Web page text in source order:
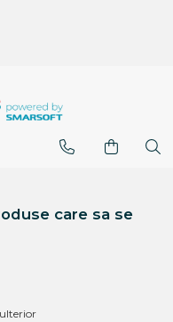
care sa se